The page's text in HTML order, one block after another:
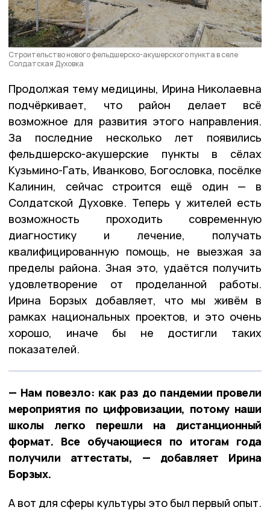
Строительство нового фельдшерско-акушерского пункта в селе
Солдатская Духовка
Продолжая тему медицины, Ирина Николаевна
подчёркивает, что район делает всё
возможное для развития этого направления.
За последние несколько лет появились
фельдшерско-акушерские пункты в сёлах
Кузьмино-Гать, Иванково, Богословка, посёлке
Калинин, сейчас строится ещё один — в
Солдатской Духовке. Теперь у жителей есть
возможность проходить современную
диагностику и лечение, получать
квалифицированную помощь, не выезжая за
пределы района. Зная это, удаётся получить
удовлетворение от проделанной работы.
Ирина Борзых добавляет, что мы живём в
рамках национальных проектов, и это очень
хорошо, иначе бы не достигли таких
показателей.
— Нам повезло: как раз до пандемии провели
мероприятия по цифровизации, потому наши
школы легко перешли на дистанционный
формат. Все обучающиеся по итогам года
получили аттестаты, — добавляет Ирина
Борзых.
А вот для сферы культуры это был первый опыт.